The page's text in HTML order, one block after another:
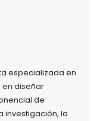
especializada en
en diseñar
de
investigación, la